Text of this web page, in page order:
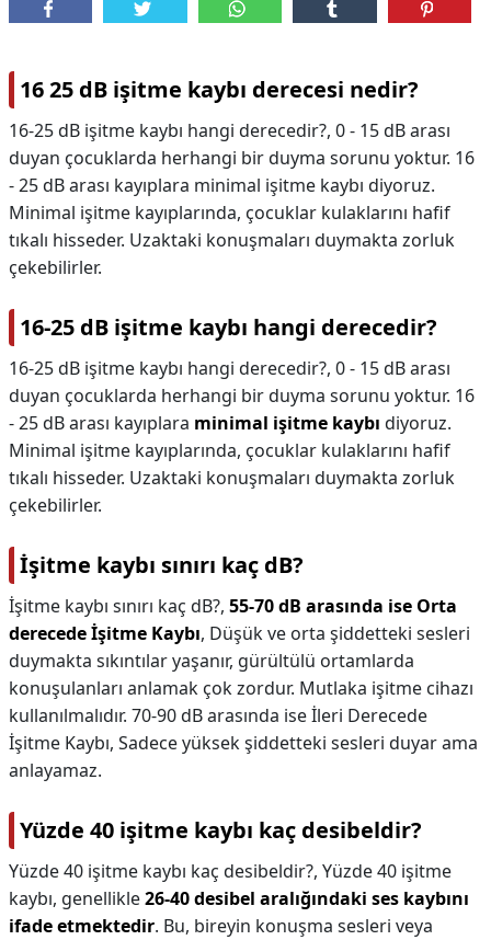
16 25 dB işitme kaybı derecesi nedir?
16-25 dB işitme kaybı hangi derecedir?, 0 - 15 dB arası
duyan çocuklarda herhangi bir duyma sorunu yoktur. 16
- 25 dB arası kayıplara minimal işitme kaybı diyoruz.
Minimal işitme kayıplarında, çocuklar kulaklarını hafif
tıkalı hisseder. Uzaktaki konuşmaları duymakta zorluk
çekebilirler.
16-25 dB işitme kaybı hangi derecedir?
16-25 dB işitme kaybı hangi derecedir?, 0 - 15 dB arası
duyan çocuklarda herhangi bir duyma sorunu yoktur. 16
- 25 dB arası kayıplara minimal işitme kaybı diyoruz.
Minimal işitme kayıplarında, çocuklar kulaklarını hafif
tıkalı hisseder. Uzaktaki konuşmaları duymakta zorluk
çekebilirler.
İşitme kaybı sınırı kaç dB?
İşitme kaybı sınırı kaç dB?, 55-70 dB arasında ise Orta
derecede İşitme Kaybı, Düşük ve orta şiddetteki sesleri
duymakta sıkıntılar yaşanır, gürültülü ortamlarda
konuşulanları anlamak çok zordur. Mutlaka işitme cihazı
kullanılmalıdır. 70-90 dB arasında ise İleri Derecede
İşitme Kaybı, Sadece yüksek şiddetteki sesleri duyar ama
anlayamaz.
Yüzde 40 işitme kaybı kaç desibeldir?
Yüzde 40 işitme kaybı kaç desibeldir?, Yüzde 40 işitme
kaybı, genellikle26-40 desibel aralığındaki ses kaybını
ifade etmektedir. Bu, bireyin konuşma sesleri veya